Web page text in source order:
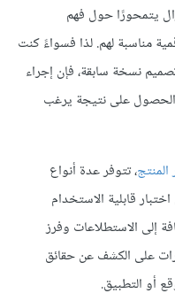
يتمحورًا حول فهم
مناسبة لهم. لذا فسواءً كنت
نسخة سابقة، فإن إجراء
على نتيجة يرغب
، تتوفر عدة أنواع
قابلية الاستخدام
إلى الاستطلاعات وفرز
على الكشف عن حقائق
أو التطبيق.